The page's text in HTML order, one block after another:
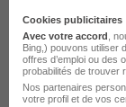
Cookies publicitaires
Avec votre accord ,
Bing,) pouvons utiliser
offres d’emploi ou des
probabilités de trouver
Nos partenaires
votre profil et de vos